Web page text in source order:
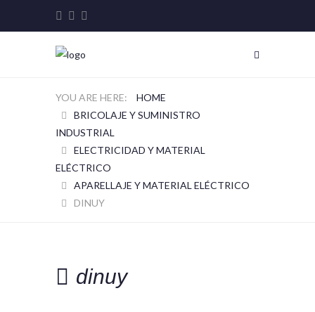
HOME
BRICOLAJE Y SUMINISTRO
INDUSTRIAL
ELECTRICIDAD Y MATERIAL
ELÉCTRICO
APARELLAJE Y MATERIAL ELÉCTRICO
DINUY
dinuy